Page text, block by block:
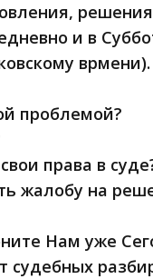
и в
врмени).
проблемой?
права в
жалобу на
Нам уже